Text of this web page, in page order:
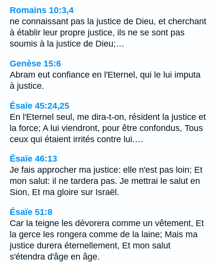
Romains 10:3,4
ne connaissant pas la justice de Dieu, et cherchant
à établir leur propre justice, ils ne se sont pas
soumis à la justice de Dieu;…
Genèse 15:6
Abram eut confiance en l'Eternel, qui le lui imputa
à justice.
Ésaïe 45:24,25
En l'Eternel seul, me dira-t-on, résident la justice et
la force; A lui viendront, pour être confondus, Tous
ceux qui étaient irrités contre lui.…
Ésaïe 46:13
Je fais approcher ma justice: elle n'est pas loin; Et
mon salut: il ne tardera pas. Je mettrai le salut en
Sion, Et ma gloire sur Israël.
Ésaïe 51:8
Car la teigne les dévorera comme un vêtement, Et
la gerce les rongera comme de la laine; Mais ma
justice durera éternellement, Et mon salut
s'étendra d'âge en âge.